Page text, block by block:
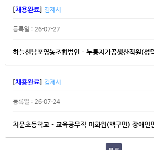
[채용완료] 김제시
등록일 : 26-07-27
하늘선남포영농조합법인 - 누룽지가공생산직원(성
[채용완료] 김제시
등록일 : 26-07-24
치문초등학교 - 교육공무직 미화원(백구면) 장애인